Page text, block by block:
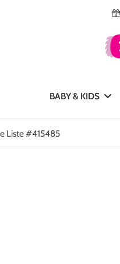
BABY & KIDS
Liste #415485